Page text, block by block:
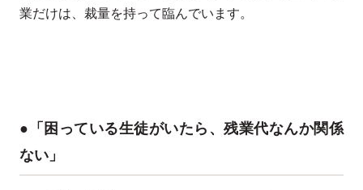
業だけは、裁量を持って臨んでいます。
●「困っている生徒がいたら、残業代なんか関係
ない」